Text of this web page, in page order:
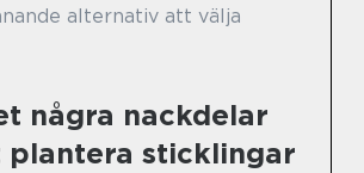
alternativ att välja
några nackdelar
plantera sticklingar